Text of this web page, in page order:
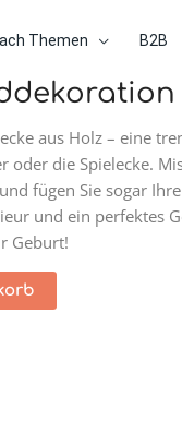
Themen B2B
aus Holz – eine
die Spielecke.
fügen Sie sogar
und ein perfektes
Geburt!